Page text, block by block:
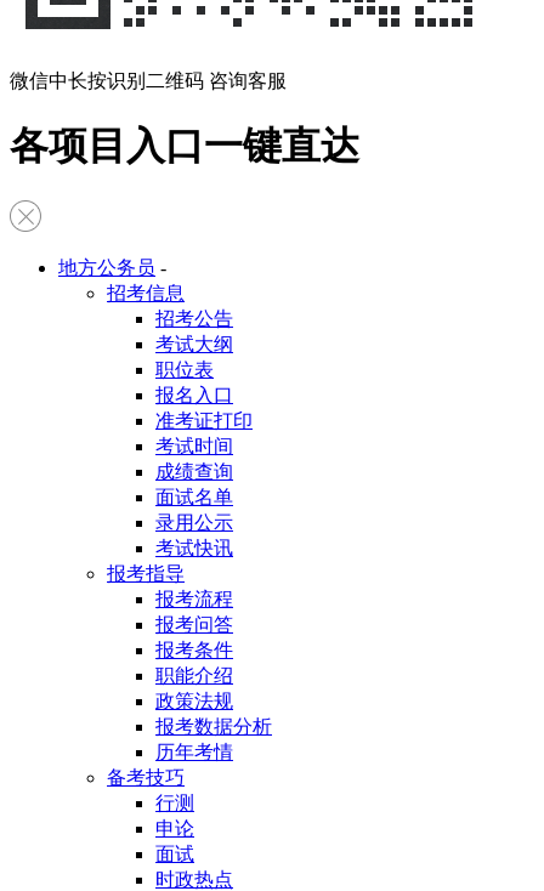
微信中长按识别二维码 咨询客服
各项目入口一键直达
地方公务员 -
招考信息
招考公告
考试大纲
职位表
报名入口
准考证打印
考试时间
成绩查询
面试名单
录用公示
考试快讯
报考指导
报考流程
报考问答
报考条件
职能介绍
政策法规
报考数据分析
历年考情
备考技巧
行测
申论
面试
时政热点